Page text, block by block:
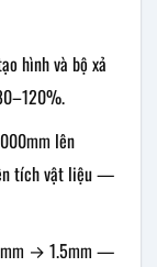
hình và bộ xả
lên
tích vật liệu —
→ 1.5mm —